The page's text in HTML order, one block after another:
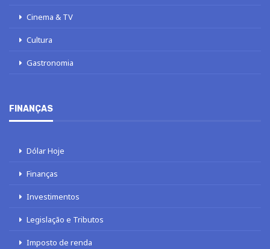
Cinema & TV
Cultura
Gastronomia
FINANÇAS
Dólar Hoje
Finanças
Investimentos
Legislação e Tributos
Imposto de renda